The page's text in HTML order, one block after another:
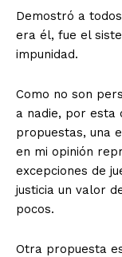
Demostró a
era él, fue el
impunidad.
Como no son
a nadie, por esta
propuestas, una
en mi opinión
excepciones de
justicia un valor
pocos.
Otra propuesta